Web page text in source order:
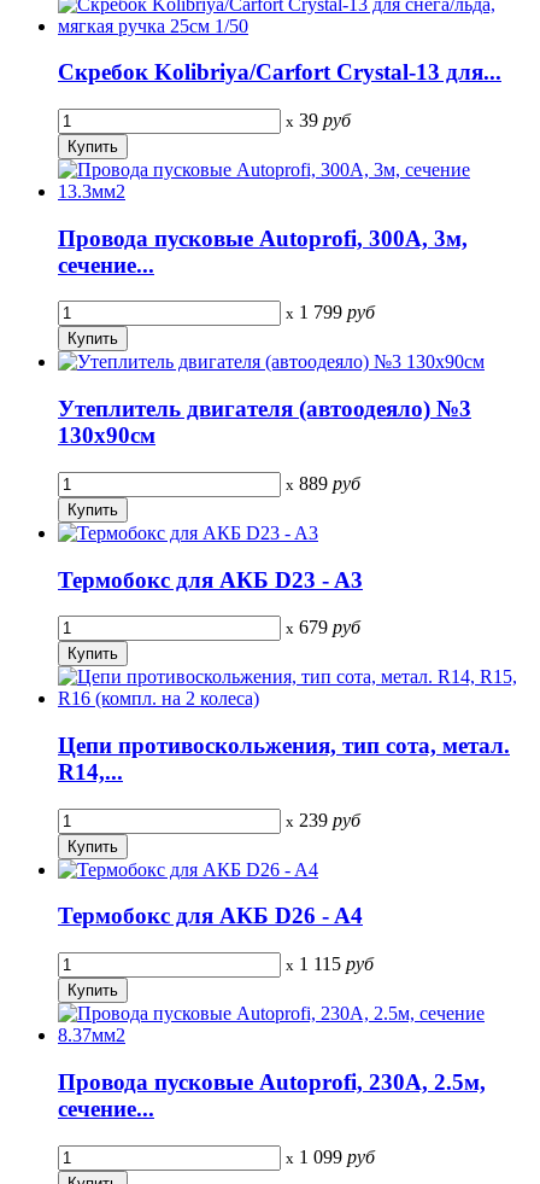
Скребок Kolibriya/Carfort Crystal-13 для...
x 39 руб
Провода пусковые Autoprofi, 300A, 3м,
сечение...
x 1 799 руб
Утеплитель двигателя (автоодеяло) №3
130x90см
x 889 руб
Термобокс для АКБ D23 - A3
x 679 руб
Цепи противоскольжения, тип сота, метал.
R14,...
x 239 руб
Термобокс для АКБ D26 - A4
x 1 115 руб
Провода пусковые Autoprofi, 230A, 2.5м,
сечение...
x 1 099 руб